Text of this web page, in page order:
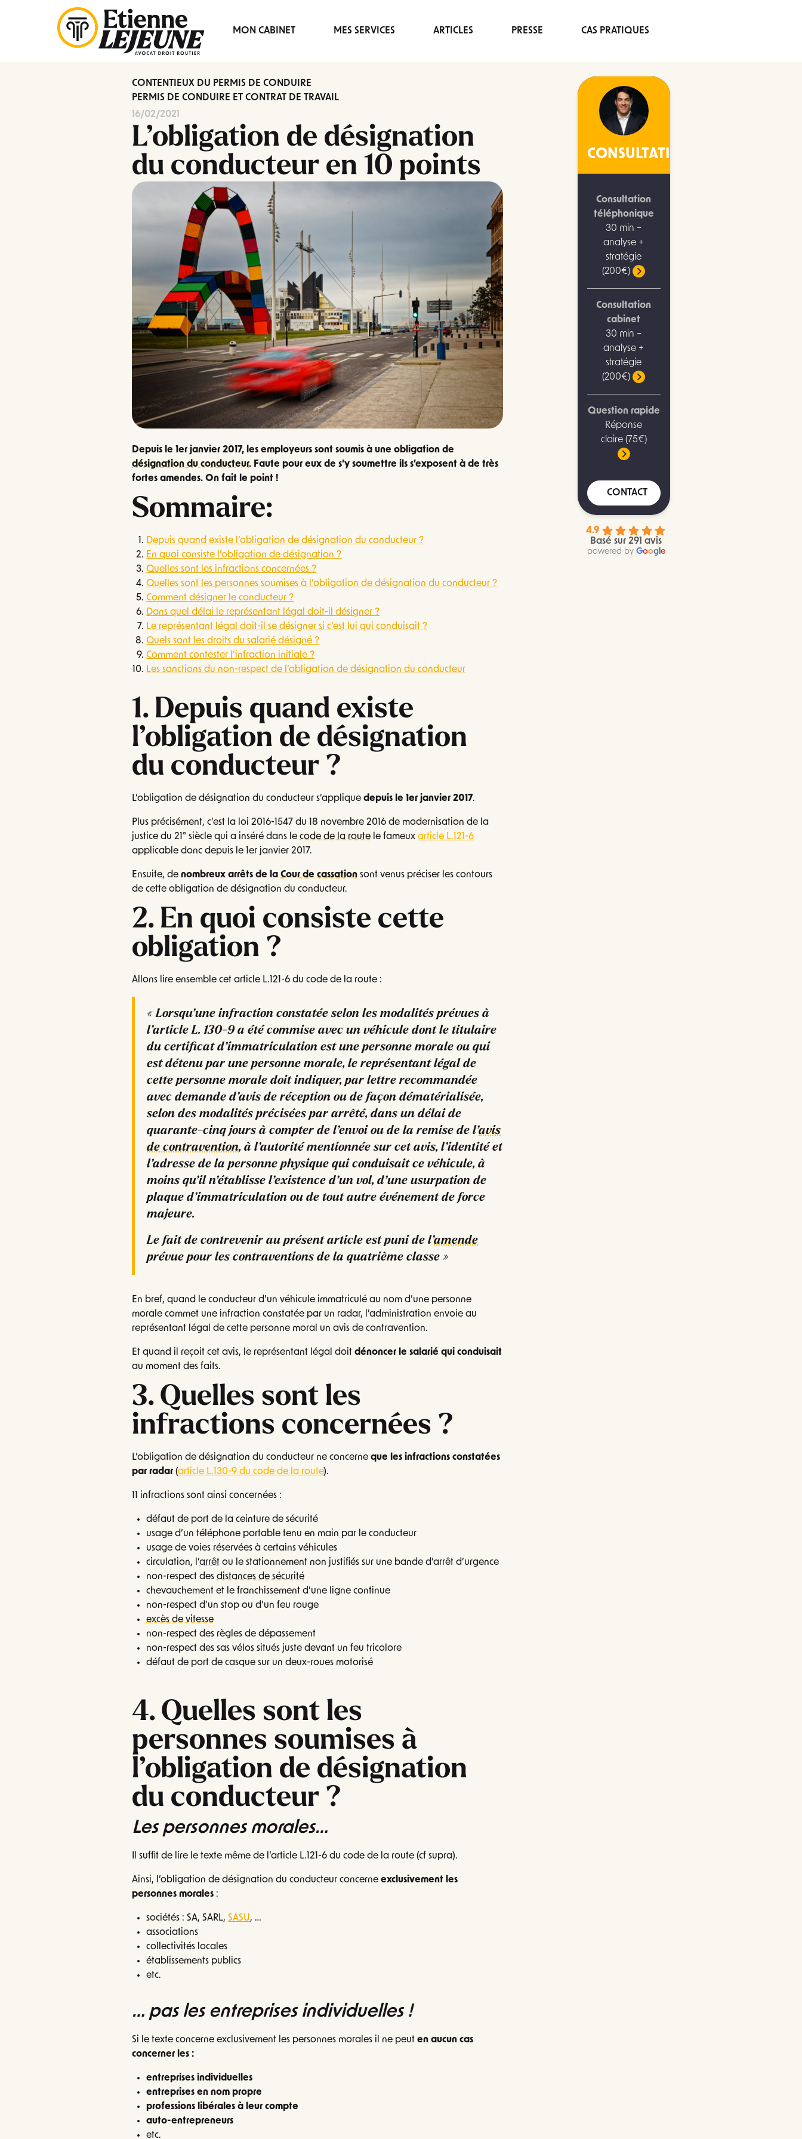
MON CABINET MES SERVICES ARTICLES PRESSE CAS PRATIQUES
CONTENTIEUX DU PERMIS DE CONDUIRE
PERMIS DE CONDUIRE ET CONTRAT DE TRAVAIL
16/02/2021
L’obligation de désignation
du conducteur en 10 points
Depuis le 1er janvier 2017, les employeurs sont soumis à une obligation de
désignation du conducteur. Faute pour eux de s’y soumettre ils s’exposent à de très
fortes amendes. On fait le point !
Sommaire:
Depuis quand existe l’obligation de désignation du conducteur ?
En quoi consiste l’obligation de désignation ?
Quelles sont les infractions concernées ?
Quelles sont les personnes soumises à l’obligation de désignation du conducteur ?
Comment désigner le conducteur ?
Dans quel délai le représentant légal doit-il désigner ?
Le représentant légal doit-il se désigner si c’est lui qui conduisait ?
Quels sont les droits du salarié désigné ?
Comment contester l’infraction initiale ?
Les sanctions du non-respect de l’obligation de désignation du conducteur
1. Depuis quand existe
l’obligation de désignation
du conducteur ?
L’obligation de désignation du conducteur s’appliquedepuis le 1er janvier 2017.
Plus précisément, c’est la loi 2016-1547 du 18 novembre 2016 de modernisation de la
justice du 21° siècle qui a inséré dans lecode de la route le fameuxarticle L.121-6
applicable donc depuis le 1er janvier 2017.
Ensuite, denombreux arrêts de laCour de cassation sont venus préciser les contours
de cette obligation de désignation du conducteur.
2. En quoi consiste cette
obligation ?
Allons lire ensemble cet article L.121-6 du code de la route :
« Lorsqu’une infraction constatée selon les modalités prévues à
l’article L. 130-9 a été commise avec un véhicule dont le titulaire
du certificat d’immatriculation est une personne morale ou qui
est détenu par une personne morale, le représentant légal de
cette personne morale doit indiquer, par lettre recommandée
avec demande d’avis de réception ou de façon dématérialisée,
selon des modalités précisées par arrêté, dans un délai de
quarante-cinq jours à compter de l’envoi ou de la remise de l’avis
de contravention, à l’autorité mentionnée sur cet avis, l’identité et
l’adresse de la personne physique qui conduisait ce véhicule, à
moins qu’il n’établisse l’existence d’un vol, d’une usurpation de
plaque d’immatriculation ou de tout autre événement de force
majeure.
Le fait de contrevenir au présent article est puni de l’amende
prévue pour les contraventions de la quatrième classe »
En bref, quand le conducteur d’un véhicule immatriculé au nom d’une personne
morale commet une infraction constatée par un radar, l’administration envoie au
représentant légal de cette personne moral un avis de contravention.
Et quand il reçoit cet avis, le représentant légal doitdénoncer le salarié qui conduisait
au moment des faits.
3. Quelles sont les
infractions concernées ?
L’obligation de désignation du conducteur ne concerneque les infractions constatées
par radar (article L.130-9 du code de la route).
11 infractions sont ainsi concernées :
défaut de port de la ceinture de sécurité
usage d’un téléphone portable tenu en main par le conducteur
usage de voies réservées à certains véhicules
circulation, l’arrêt ou le stationnement non justifiés sur une bande d’arrêt d’urgence
non-respect desdistances de sécurité
chevauchement et le franchissement d’une ligne continue
non-respect d’un stop ou d’un feu rouge
excès de vitesse
non-respect des règles de dépassement
non-respect des sas vélos situés juste devant un feu tricolore
défaut de port de casque sur un deux-roues motorisé
4. Quelles sont les
personnes soumises à
l’obligation de désignation
du conducteur ?
Les personnes morales…
Il suffit de lire le texte même de l’article L.121-6 du code de la route (cf supra).
Ainsi, l’obligation de désignation du conducteur concerneexclusivement les
personnes morales :
sociétés : SA, SARL,SASU, …
associations
collectivités locales
établissements publics
etc.
… pas les entreprises individuelles !
Si le texte concerne exclusivement les personnes morales il ne peuten aucun cas
concerner les :
entreprises individuelles
entreprises en nom propre
professions libérales à leur compte
auto-entrepreneurs
etc.
CONSULTATION
Consultation
téléphonique
30 min –
analyse +
stratégie
(200€)
Consultation
cabinet
30 min –
analyse +
stratégie
(200€)
Question rapide
Réponse
claire (75€)
CONTACT
4.9
Basé sur 291 avis
powered by Google